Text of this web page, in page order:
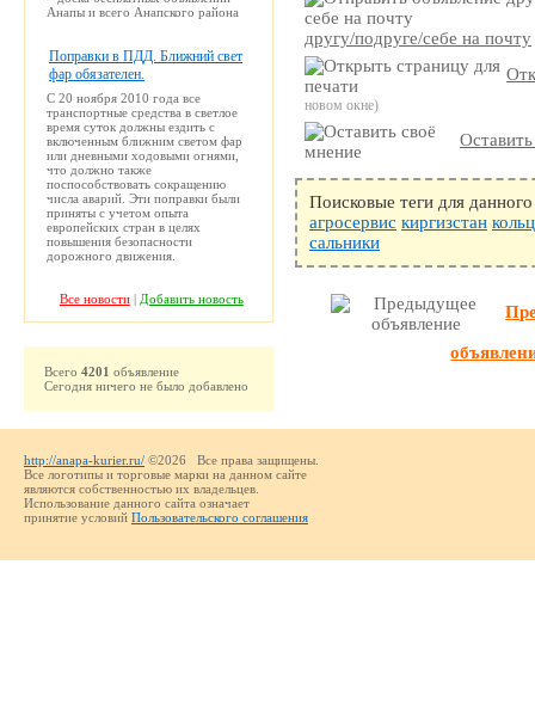
другу/подруге/себе на почту
новом окне)
Поисковые теги для
агросервис киргизстан
сальники
Анапы и всего Анапского района
Поправки в ПДД. Ближний свет
фар обязателен.
С 20 ноября 2010 года все
транспортные средства в светлое
время суток должны ездить с
включенным ближним светом фар
или дневными ходовыми огнями,
что должно также
поспособствовать сокращению
числа аварий. Эти поправки были
приняты с учетом опыта
европейских стран в целях
повышения безопасности
дорожного движения.
Все новости| Добавить новость
Всего 4201 объявление
Сегодня ничего не было добавлено
http://anapa-kurier.ru/ ©2026 Все права защищены.
Все логотипы и торговые марки на данном сайте
являются собственностью их владельцев.
Использование данного сайта означает
принятие условий Пользовательского соглашения